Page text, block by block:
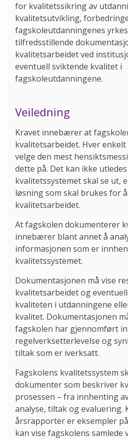
for kvalitetssikring av
kvalitetsutvikling,
fagskoleutdanningenes
tilfredsstillende
kvalitetsarbeidet ved
eventuell sviktende kvalitet i
fagskoleutdanningene.
Veiledning
Kravet innebærer at
kvalitetsarbeidet. Hver
velge den mest
dette på. Det kan ikke
kvalitetssystemet skal se ut,
løsning som skal brukes for
kvalitetsarbeidet.
At fagskolen dokumenterer
innebærer blant annet å
informasjonen som er
kvalitetssystemet.
Dokumentasjonen må vise
kvalitetsarbeidet og
kvaliteten i utdanningene
kvalitet. Dokumentasjonen
fagskolen har gjennomført
regelverksetterlevelse og
tiltak som er iverksatt.
Fagskolens kvalitetssystem
dokumenter som beskriver
prosessen – fra innhenting
analyse, tiltak og
årsrapporter er eksempler
kan vise fagskolens